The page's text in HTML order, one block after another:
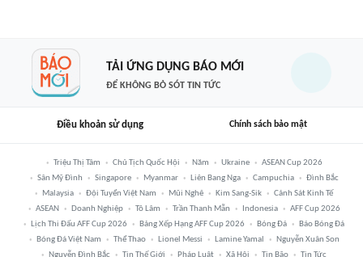
TẢI ỨNG DỤNG BÁO MỚI
ĐỂ KHÔNG BỎ SÓT TIN TỨC
Điều khoản sử dụng Chính sách bảo mật
Triệu Thị Tâm Chủ Tịch Quốc Hội Năm Ukraine
ASEAN Cup 2026
Sân Mỹ Đình
Singapore Myanmar Liên Bang Nga Campuchia
Đình Bắc
Malaysia
Đội Tuyển Việt Nam Mũi Nghê Kim Sang-Sik
Cảnh Sát Kinh Tế
ASEAN
Doanh Nghiệp Tô Lâm Trần Thanh Mẫn Indonesia
AFF Cup 2026
Lịch Thi Đấu AFF Cup 2026
Bảng Xếp Hạng AFF Cup 2026 Bóng Đá
Báo Bóng Đá
Bóng Đá Việt Nam
Thể Thao Lionel Messi Lamine Yamal
Nguyễn Xuân Son
Nguyễn Đình Bắc
Tin Thế Giới Pháp Luật Xã Hội Tin Bão Tin Tức